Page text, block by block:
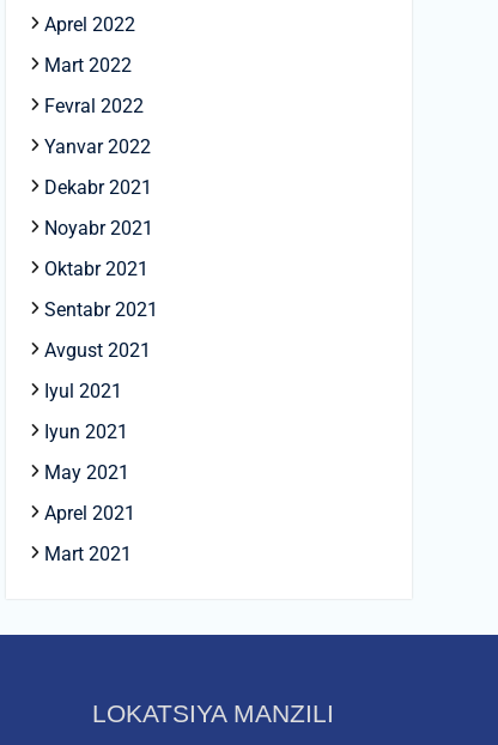
Aprel 2022
Mart 2022
Fevral 2022
Yanvar 2022
Dekabr 2021
Noyabr 2021
Oktabr 2021
Sentabr 2021
Avgust 2021
Iyul 2021
Iyun 2021
May 2021
Aprel 2021
Mart 2021
LOKATSIYA MANZILI